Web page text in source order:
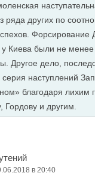
ряда других по
Форсирование
у Киева были не менее
Другое дело,
наступлений
благодаря лихим
Гордову и другим.
в 20:40